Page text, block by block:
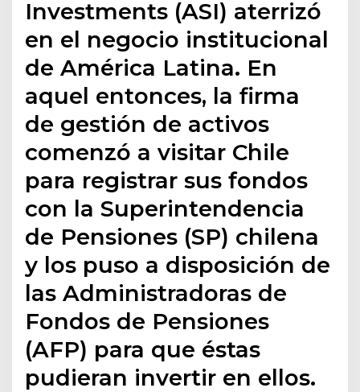
Investments (ASI) aterrizó
en el negocio institucional
de América Latina. En
aquel entonces, la firma
de gestión de activos
comenzó a visitar Chile
para registrar sus fondos
con la Superintendencia
de Pensiones (SP) chilena
y los puso a disposición de
las Administradoras de
Fondos de Pensiones
(AFP) para que éstas
pudieran invertir en ellos.